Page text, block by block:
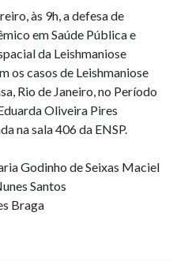
às 9h, a defesa de
em Saúde Pública e
da Leishmaniose
os casos de Leishmaniose
Rio de Janeiro, no Período
Oliveira Pires
na sala 406 da ENSP.
Godinho de Seixas Maciel
Santos
Braga